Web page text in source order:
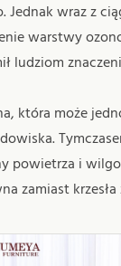
wraz z
warstwy
ludziom
która może
powietrza i
zamiast